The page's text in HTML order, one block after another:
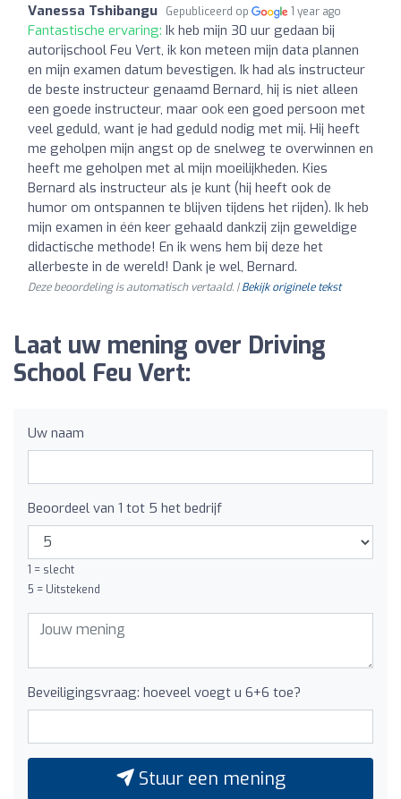
Vanessa Tshibangu Gepubliceerd op 1 year ago
Fantastische ervaring: Ik heb mijn 30 uur gedaan bij
autorijschool Feu Vert, ik kon meteen mijn data plannen
en mijn examen datum bevestigen. Ik had als instructeur
de beste instructeur genaamd Bernard, hij is niet alleen
een goede instructeur, maar ook een goed persoon met
veel geduld, want je had geduld nodig met mij. Hij heeft
me geholpen mijn angst op de snelweg te overwinnen en
heeft me geholpen met al mijn moeilijkheden. Kies
Bernard als instructeur als je kunt (hij heeft ook de
humor om ontspannen te blijven tijdens het rijden). Ik heb
mijn examen in één keer gehaald dankzij zijn geweldige
didactische methode! En ik wens hem bij deze het
allerbeste in de wereld! Dank je wel, Bernard.
Deze beoordeling is automatisch vertaald. |Bekijk originele tekst
Laat uw mening over Driving
School Feu Vert:
Uw naam
Beoordeel van 1 tot 5 het bedrijf
1 = slecht
5 = Uitstekend
Beveiligingsvraag: hoeveel voegt u 6+6 toe?
Stuur een mening